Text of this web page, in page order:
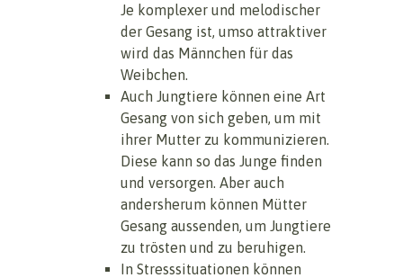
Je komplexer und melodischer
der Gesang ist, umso attraktiver
wird das Männchen für das
Weibchen.
Auch Jungtiere können eine Art
Gesang von sich geben, um mit
ihrer Mutter zu kommunizieren.
Diese kann so das Junge finden
und versorgen. Aber auch
andersherum können Mütter
Gesang aussenden, um Jungtiere
zu trösten und zu beruhigen.
In Stresssituationen können